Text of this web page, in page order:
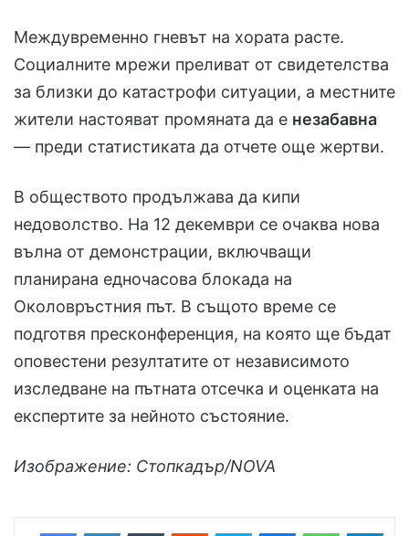
Междувременно гневът на хората расте.
Социалните мрежи преливат от свидетелства
за близки до катастрофи ситуации, а местните
жители настояват промяната да е незабавна
— преди статистиката да отчете още жертви.
В обществото продължава да кипи
недоволство. На 12 декември се очаква нова
вълна от демонстрации, включващи
планирана едночасова блокада на
Околовръстния път. В същото време се
подготвя пресконференция, на която ще бъдат
оповестени резултатите от независимото
изследване на пътната отсечка и оценката на
експертите за нейното състояние.
Изображение: Стопкадър/NOVA